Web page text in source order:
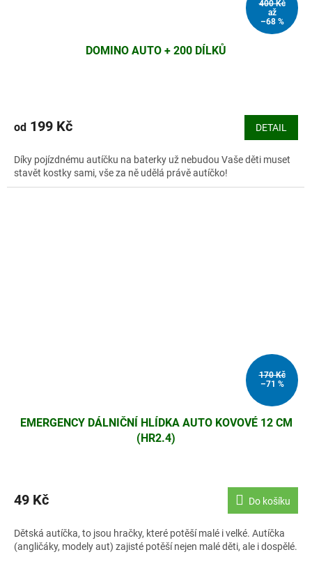
400 Kč
až
–68 %
DOMINO AUTO + 200 DÍLKŮ
produktu
z
5
hvězdiček.
od 199 Kč DETAIL
Díky pojízdnému autíčku na baterky už nebudou Vaše děti muset
stavět kostky sami, vše za ně udělá právě autíčko!
170 Kč
–71 %
EMERGENCY DÁLNIČNÍ HLÍDKA AUTO KOVOVÉ 12 CM
(HR2.4)
49 Kč Do košíku
Dětská autíčka, to jsou hračky, které potěší malé i velké. Autíčka
(angličáky, modely aut) zajisté potěší nejen malé děti, ale i dospělé.